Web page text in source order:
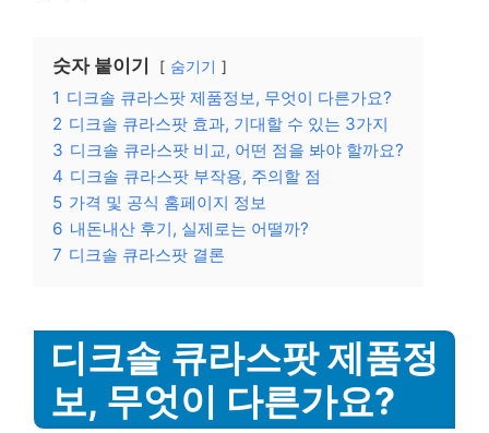
숫자 붙이기 숨기기
1 디크솔 큐라스팟 제품정보, 무엇이 다른가요?
2 디크솔 큐라스팟 효과, 기대할 수 있는 3가지
3 디크솔 큐라스팟 비교, 어떤 점을 봐야 할까요?
4 디크솔 큐라스팟 부작용, 주의할 점
5 가격 및 공식 홈페이지 정보
6 내돈내산 후기, 실제로는 어떨까?
7 디크솔 큐라스팟 결론
디크솔 큐라스팟 제품정
보, 무엇이 다른가요?